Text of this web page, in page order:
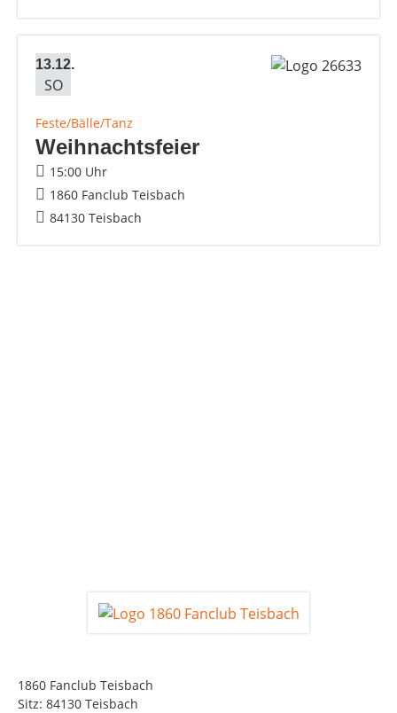
1860 Fanclub Teisbach
Sitz: 84130 Teisbach
13.12.
SO
Feste/Bälle/Tanz
Weihnachtsfeier
15:00 Uhr
1860 Fanclub Teisbach
84130 Teisbach